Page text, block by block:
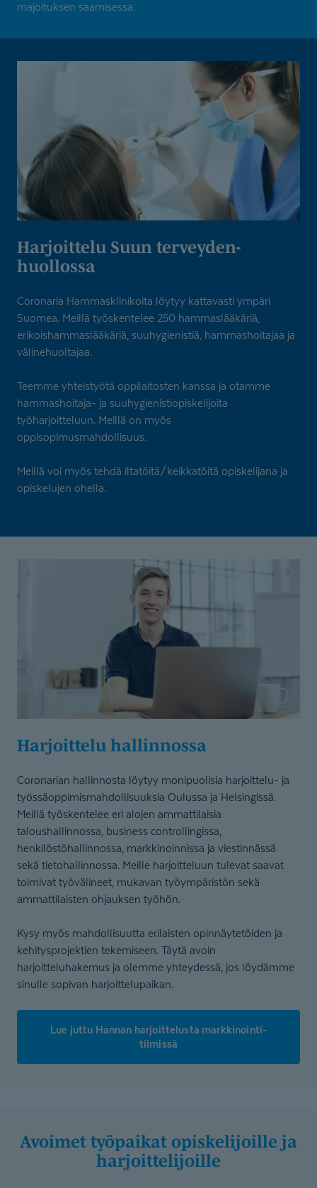
majoituksen saamisessa.
Harjoittelu Suun terveyden­
huollossa
Coronaria Hammasklinikoita löytyy kattavasti ympäri
Suomea. Meillä työskentelee 250 hammaslääkäriä,
erikoishammaslääkäriä, suuhygienistiä, hammashoitajaa ja
välinehuoltajaa.
Teemme yhteistyötä oppilaitosten kanssa ja otamme
hammashoitaja- ja suuhygienistiopiskelijoita
työharjoitteluun. Meillä on myös
oppisopimusmahdollisuus.
Meillä voi myös tehdä iltatöitä/keikkatöitä opiskelijana ja
opiskelujen ohella.
Harjoittelu hallinnossa
Coronarian hallinnosta löytyy monipuolisia harjoittelu- ja
työssäoppimismahdollisuuksia Oulussa ja Helsingissä.
Meillä työskentelee eri alojen ammattilaisia
taloushallinnossa, business controllingissa,
henkilöstöhallinnossa, markkinoinnissa ja viestinnässä
sekä tietohallinnossa. Meille harjoitteluun tulevat saavat
toimivat työvälineet, mukavan työympäristön sekä
ammattilaisten ohjauksen työhön.
Kysy myös mahdollisuutta erilaisten opinnäytetöiden ja
kehitysprojektien tekemiseen. Täytä avoin
harjoitteluhakemus ja olemme yhteydessä, jos löydämme
sinulle sopivan harjoittelupaikan.
Lue juttu Hannan harjoittelusta markkinoin­ti­
tiimissä
Avoimet työpaikat opiskelijoille ja
harjoitte­lijoille